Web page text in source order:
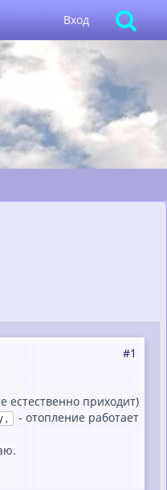
Вход
#1
естественно приходит)
- отопление рaботaет